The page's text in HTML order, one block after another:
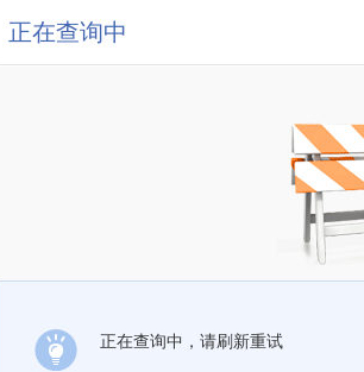
正在查询中
正在查询中，请刷新重试